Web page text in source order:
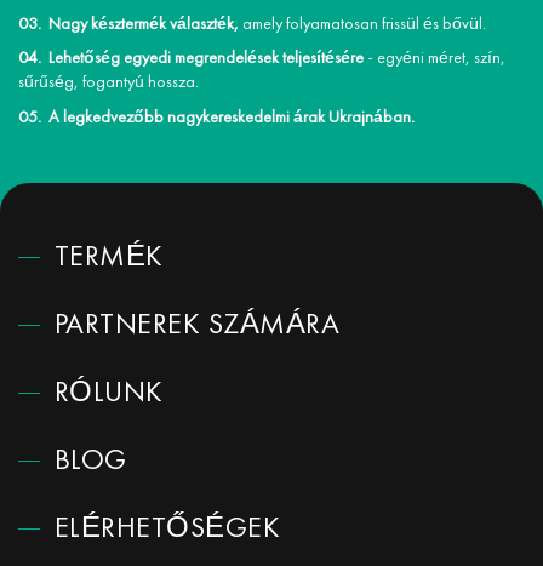
Nagy késztermék választék, amely folyamatosan frissül és bővül.
Lehetőség egyedi megrendelések teljesítésére- egyéni méret, szín,
sűrűség, fogantyú hossza.
A legkedvezőbb nagykereskedelmi árak Ukrajnában.
TERMÉK
PARTNEREK SZÁMÁRA
RÓLUNK
BLOG
ELÉRHETŐSÉGEK